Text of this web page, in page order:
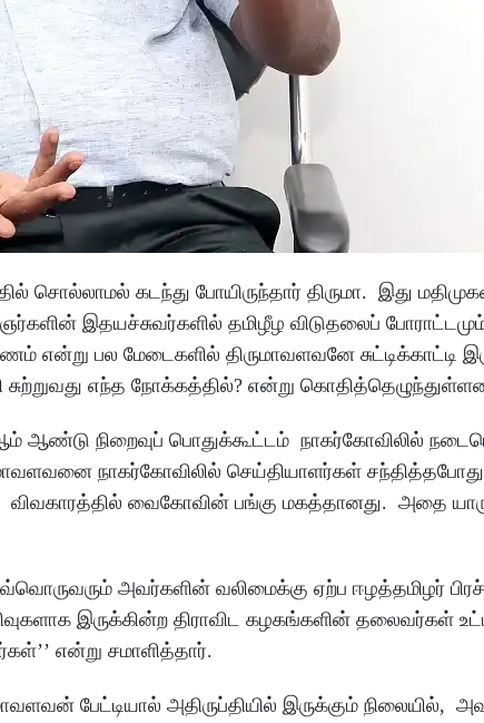
சொல்லாமல் கடந்து போயிருந்தார் திருமா. இது
இதயச்சுவர்களில் தமிழீழ விடுதலைப் போராட்டமும்
பல மேடைகளில் திருமாவளவனே சுட்டிக்காட்டி
எந்த நோக்கத்தில்? என்று
நிறைவுப் பொதுக்கூட்டம் நாகர்கோவிலில்
நாகர்கோவிலில் செய்தியாளர்கள்
விவகாரத்தில் வைகோவின் பங்கு மகத்தானது. அதை
அவர்களின் வலிமைக்கு ஏற்ப ஈழத்தமிழர்
இருக்கின்ற திராவிட கழகங்களின் தலைவர்கள்
என்று சமாளித்தார்.
பேட்டியால் அதிருப்தியில் இருக்கும் நிலையில்,